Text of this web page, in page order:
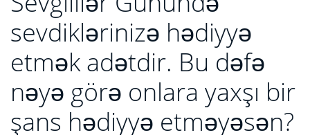
sevdiklərinizə hədiyyə
etmək adətdir. Bu dəfə
nəyə görə onlara yaxşı bir
şans hədiyyə etməyəsən?